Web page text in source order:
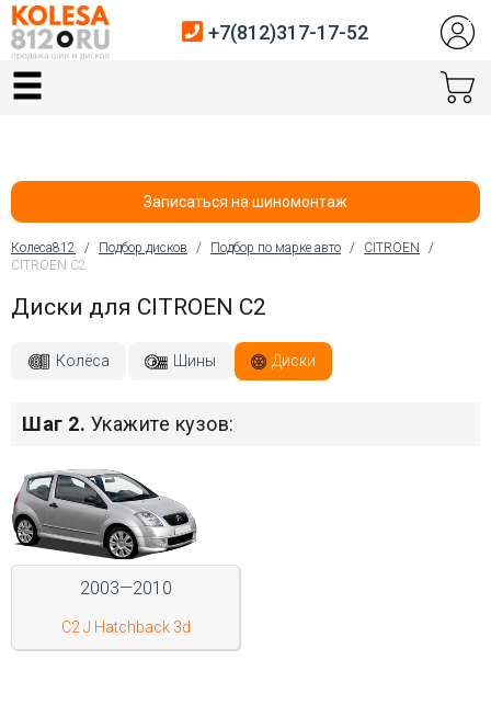
Главная
Автосервис
Покупателям
Контакты
Войти на сайт
+7(812)317-
+7(812)317-17-52
Записаться на шиномонтаж
Вы здесь
Колеса812 / Подбор дисков / Подбор по марке авто / CITROEN
/
CITROEN C2
Диски для CITROEN C2
Колёса Шины Диски
Шаг 2. Укажите кузов:
2003—2010
C2 J Hatchback 3d